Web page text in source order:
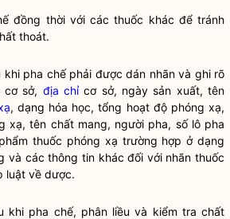
đồng thời với các thuốc khác để tránh
thoát.
khi pha chế phải được dán nhãn và ghi rõ
cơ sở, địa chỉcơ sở, ngày sản xuất, tên
, dạng hóa học, tổng hoạt độ phóng xạ,
xạ, tên chất mang, người pha, số lô pha
thuốc phóng xạ trường hợp ở dạng
và các thông tin khác đối với nhãn thuốc
luật về dược.
khi pha chế, phân liều và kiểm tra chất